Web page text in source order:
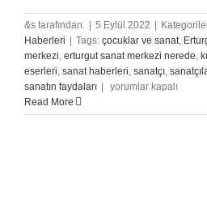
&s tarafından. | 5 Eylül 2022 |
Haberleri | Tags: çocuklar ve sanat
merkezi erturgut sanat merkezi nerede
eserleri sanat haberleri sanatçı
sanatın faydaları |
Algoritmaların
Etkisi
yorumlar kapalı
Read More